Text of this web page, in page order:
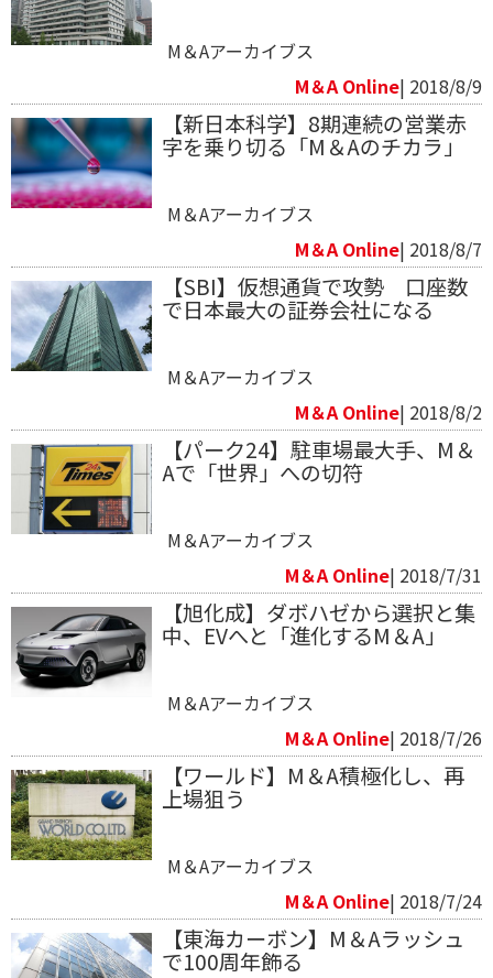
M＆Aアーカイブス
M＆A Online| 2018/8/9
【新日本科学】8期連続の営業赤
字を乗り切る「M＆Aのチカラ」
M＆Aアーカイブス
M＆A Online| 2018/8/7
【SBI】仮想通貨で攻勢 口座数
で日本最大の証券会社になる
M＆Aアーカイブス
M＆A Online| 2018/8/2
【パーク24】駐車場最大手、M＆
Aで「世界」への切符
M＆Aアーカイブス
M＆A Online| 2018/7/31
【旭化成】ダボハゼから選択と集
中、EVへと「進化するM＆A」
M＆Aアーカイブス
M＆A Online| 2018/7/26
【ワールド】M＆A積極化し、再
上場狙う
M＆Aアーカイブス
M＆A Online| 2018/7/24
【東海カーボン】M＆Aラッシュ
で100周年飾る